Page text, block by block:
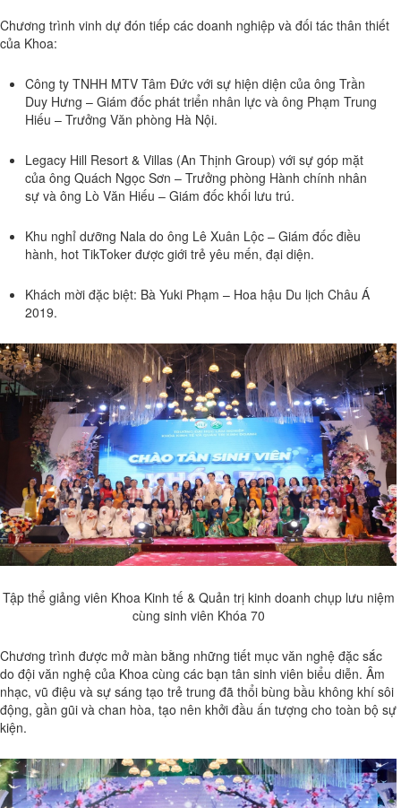
Chương trình vinh dự đón tiếp các doanh nghiệp và đối tác thân thiết
của Khoa:
Công ty TNHH MTV Tâm Đức với sự hiện diện của ông Trần
Duy Hưng – Giám đốc phát triển nhân lực và ông Phạm Trung
Hiếu – Trưởng Văn phòng Hà Nội.
Legacy Hill Resort & Villas (An Thịnh Group) với sự góp mặt
của ông Quách Ngọc Sơn – Trưởng phòng Hành chính nhân
sự và ông Lò Văn Hiếu – Giám đốc khối lưu trú.
Khu nghỉ dưỡng Nala do ông Lê Xuân Lộc – Giám đốc điều
hành, hot TikToker được giới trẻ yêu mến, đại diện.
Khách mời đặc biệt: Bà Yuki Phạm – Hoa hậu Du lịch Châu Á
2019.
Tập thể giảng viên Khoa Kinh tế & Quản trị kinh doanh chụp lưu niệm
cùng sinh viên Khóa 70
Chương trình được mở màn bằng những tiết mục văn nghệ đặc sắc
do đội văn nghệ của Khoa cùng các bạn tân sinh viên biểu diễn. Âm
nhạc, vũ điệu và sự sáng tạo trẻ trung đã thổi bùng bầu không khí sôi
động, gần gũi và chan hòa, tạo nên khởi đầu ấn tượng cho toàn bộ sự
kiện.